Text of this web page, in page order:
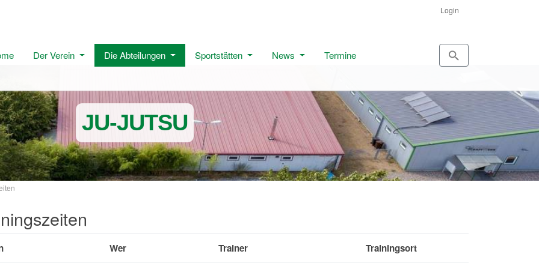
Login
Der Verein Die Abteilungen Sportstätten News Termine
JU-JUTSU
Wer Trainer Trainingsort